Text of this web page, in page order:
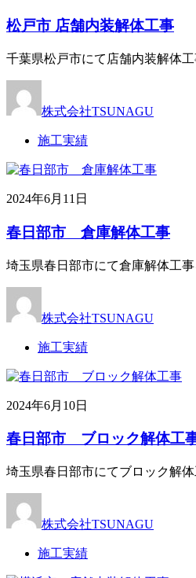
松戸市 店舗内装解体工事
千葉県松戸市にて店舗内装解体
株式会社TSUNAGU
施工実績
2024年6月11日
春日部市 倉庫解体工事
埼玉県春日部市にて倉庫解体工
株式会社TSUNAGU
施工実績
2024年6月10日
春日部市 ブロック解体工
埼玉県春日部市にてブロック解
株式会社TSUNAGU
施工実績